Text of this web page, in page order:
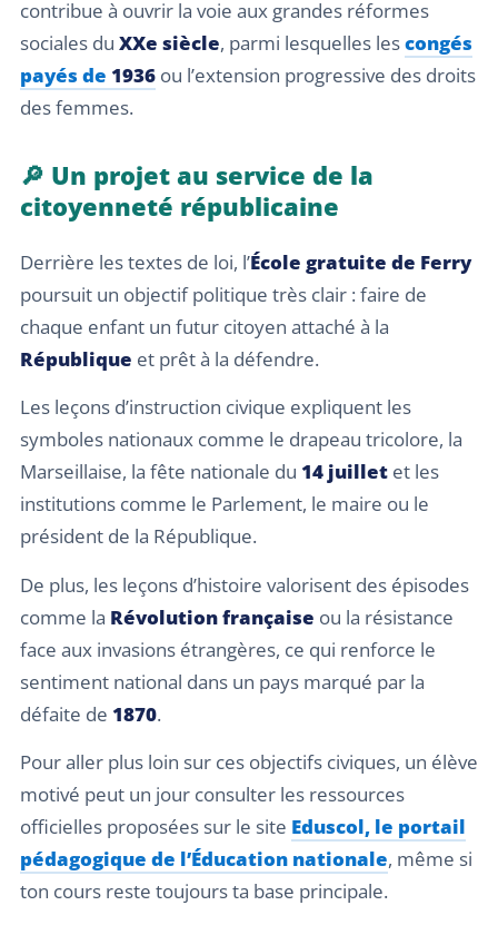
contribue à ouvrir la voie aux grandes réformes
sociales du XXe siècle, parmi lesquelles lescongés
payés de 1936 ou l’extension progressive des droits
des femmes.
🔎 Un projet au service de la
citoyenneté républicaine
Derrière les textes de loi, l’École gratuite de Ferry
poursuit un objectif politique très clair : faire de
chaque enfant un futur citoyen attaché à la
République et prêt à la défendre.
Les leçons d’instruction civique expliquent les
symboles nationaux comme le drapeau tricolore, la
Marseillaise, la fête nationale du 14 juillet et les
institutions comme le Parlement, le maire ou le
président de la République.
De plus, les leçons d’histoire valorisent des épisodes
comme la Révolution française ou la résistance
face aux invasions étrangères, ce qui renforce le
sentiment national dans un pays marqué par la
défaite de 1870.
Pour aller plus loin sur ces objectifs civiques, un élève
motivé peut un jour consulter les ressources
officielles proposées sur le site Eduscol, le portail
pédagogique de l’Éducation nationale, même si
ton cours reste toujours ta base principale.